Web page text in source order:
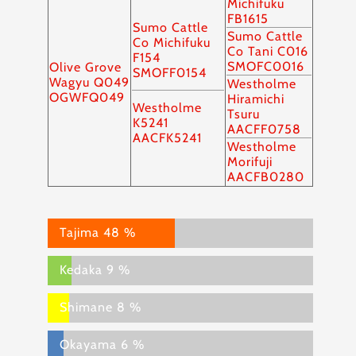
Olive Grove
Wagyu Q049
OGWFQ049
Sumo Cattle
Co Michifuku
F154
SMOFF0154
Westholme
K5241
AACFK5241
Michifuku
FB1615
Sumo Cattle
Co Tani C016
SMOFC0016
Westholme
Hiramichi
Tsuru
AACFF0758
Westholme
Morifuji
AACFB0280
Tajima 48 %
Kedaka 9 %
Shimane 8 %
Okayama 6 %